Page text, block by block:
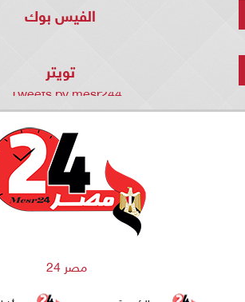
الفيس بوك
تويتر
Tweets by mesr244
مصر 24